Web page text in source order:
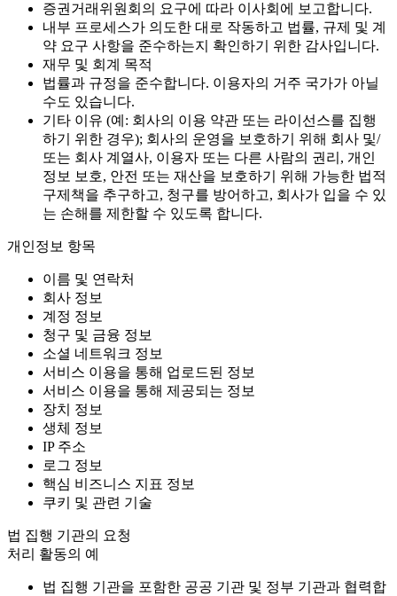
증권거래위원회의 요구에 따라 이사회에 보고합니다.
내부 프로세스가 의도한 대로 작동하고 법률, 규제 및 계
약 요구 사항을 준수하는지 확인하기 위한 감사입니다.
재무 및 회계 목적
법률과 규정을 준수합니다. 이용자의 거주 국가가 아닐
수도 있습니다.
기타 이유 (예: 회사의 이용 약관 또는 라이선스를 집행
하기 위한 경우); 회사의 운영을 보호하기 위해 회사 및/
또는 회사 계열사, 이용자 또는 다른 사람의 권리, 개인
정보 보호, 안전 또는 재산을 보호하기 위해 가능한 법적
구제책을 추구하고, 청구를 방어하고, 회사가 입을 수 있
는 손해를 제한할 수 있도록 합니다.
개인정보 항목
이름 및 연락처
회사 정보
계정 정보
청구 및 금융 정보
소셜 네트워크 정보
서비스 이용을 통해 업로드된 정보
서비스 이용을 통해 제공되는 정보
장치 정보
생체 정보
IP 주소
로그 정보
핵심 비즈니스 지표 정보
쿠키 및 관련 기술
법 집행 기관의 요청
처리 활동의 예
법 집행 기관을 포함한 공공 기관 및 정부 기관과 협력합